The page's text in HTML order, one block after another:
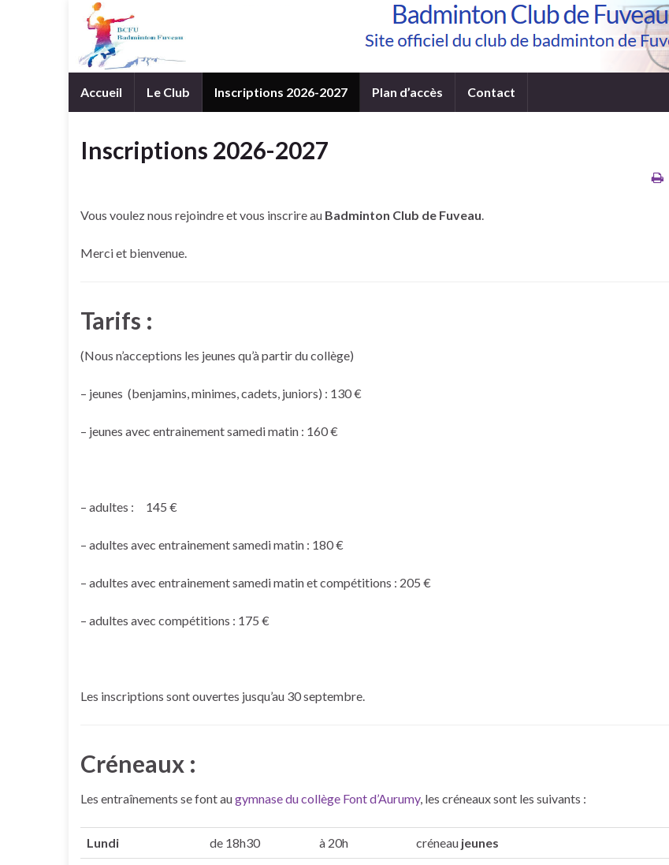
Accueil Le Club Inscriptions 2026-2027 Plan d’accès Contact
Inscriptions 2026-2027
Vous voulez nous rejoindre et vous inscrire au Badminton Club de Fuveau.
Merci et bienvenue.
Tarifs :
(Nous n’acceptions les jeunes qu’à partir du collège)
– jeunes (benjamins, minimes, cadets, juniors) : 130 €
– jeunes avec entrainement samedi matin : 160 €
– adultes : 145 €
– adultes avec entrainement samedi matin : 180 €
– adultes avec entrainement samedi matin et compétitions : 205 €
– adultes avec compétitions : 175 €
Les inscriptions sont ouvertes jusqu’au 30 septembre.
Créneaux :
Les entraînements se font augymnase du collège Font d’Aurumy, les créneaux sont les suivants :
Lundi de 18h30 à 20h créneau jeunes